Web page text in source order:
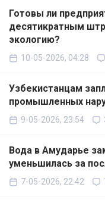
Готовы ли
десятикратным
экологию?
10-05-2026, 04:28
Узбекистанцам
промышленных
9-05-2026, 23:54
Вода в Амударье
уменьшилась за
7-05-2026, 22:42